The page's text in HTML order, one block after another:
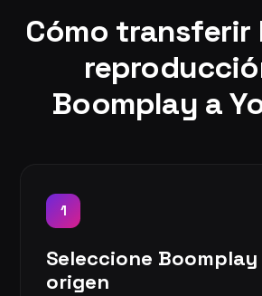
Cómo transferir
Boomplay a
1
Seleccione
origen